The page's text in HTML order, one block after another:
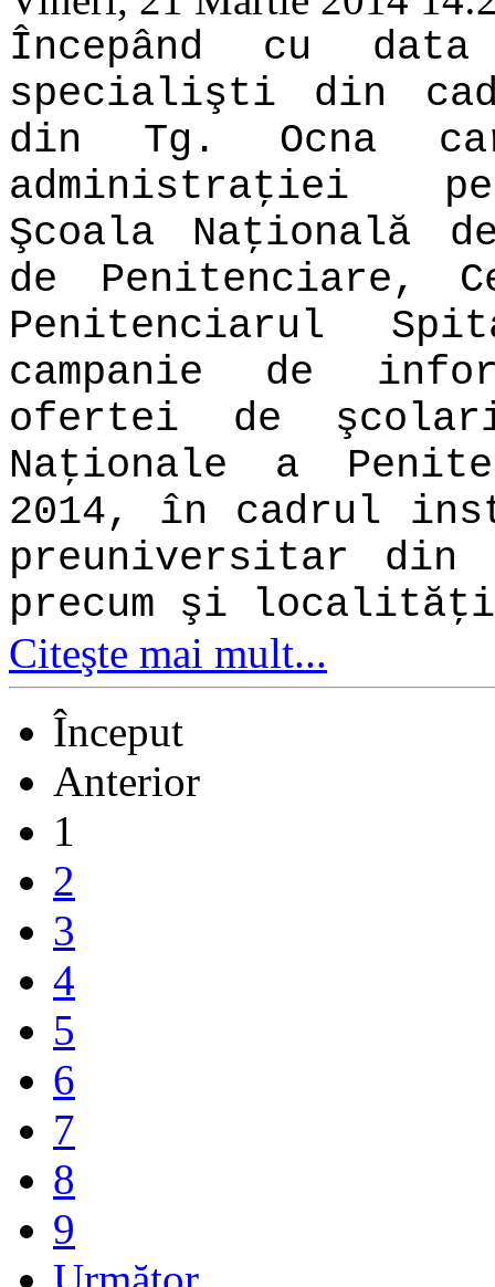
Începând cu
specialişti din
din Tg. Ocna
administraţiei
Şcoala Naţională
de Penitenciare,
Penitenciarul
campanie de
ofertei de
Naţionale a
2014, în cadrul
preuniversitar din
precum şi
Citeşte mai mult...
Început
Anterior
1
2
3
4
5
6
7
8
9